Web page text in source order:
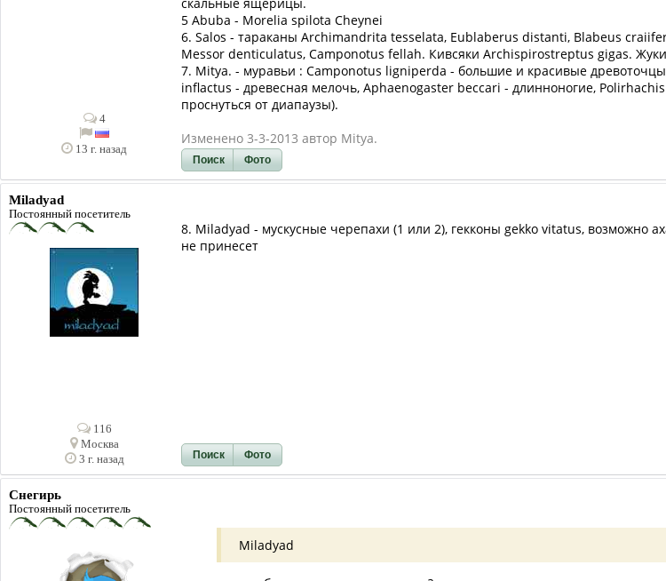
4
13 г. назад
5 Abuba - Morelia spilota Cheynei
6. Salos - тараканы Archimandrita tesselata, Eublaberus distanti, Blabeus
Messor denticulatus, Camponotus fellah. Кивсяки Archispirostreptus gigas.
7. Mitya. - муравьи : Camponotus ligniperda - большие и красивые
inflactus - древесная мелочь, Aphaenogaster beccari - длинноногие,
проснуться от диапаузы).
Изменено 3-3-2013 автор Mitya.
Поиск Фото
Miladyad
Постоянный посетитель
116
Москва
3 г. назад
8. Miladyad - мускусные черепахи (1 или 2), гекконы gekko vitatus, возможно
не принесет
Поиск Фото
Снегирь
Постоянный посетитель
Miladyad